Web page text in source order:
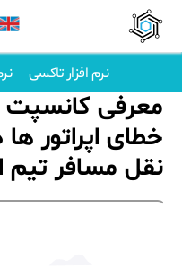
نرم افزار تاکسی
معرفی
خطای اپراتور
نقل مسافر